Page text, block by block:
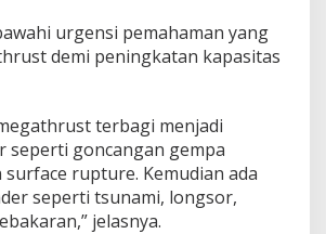
urgensi pemahaman yang
demi peningkatan kapasitas
terbagi menjadi
seperti goncangan gempa
rupture. Kemudian ada
seperti tsunami, longsor,
jelasnya.